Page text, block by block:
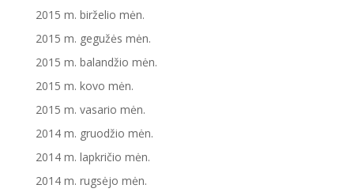
2015 m. birželio mėn.
2015 m. gegužės mėn.
2015 m. balandžio mėn.
2015 m. kovo mėn.
2015 m. vasario mėn.
2014 m. gruodžio mėn.
2014 m. lapkričio mėn.
2014 m. rugsėjo mėn.